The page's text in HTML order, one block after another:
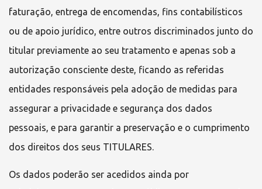
faturação, entrega de encomendas, fins contabilísticos
ou de apoio jurídico, entre outros discriminados junto do
titular previamente ao seu tratamento e apenas sob a
autorização consciente deste, ficando as referidas
entidades responsáveis pela adoção de medidas para
assegurar a privacidade e segurança dos dados
pessoais, e para garantir a preservação e o cumprimento
dos direitos dos seus TITULARES.
Os dados poderão ser acedidos ainda por